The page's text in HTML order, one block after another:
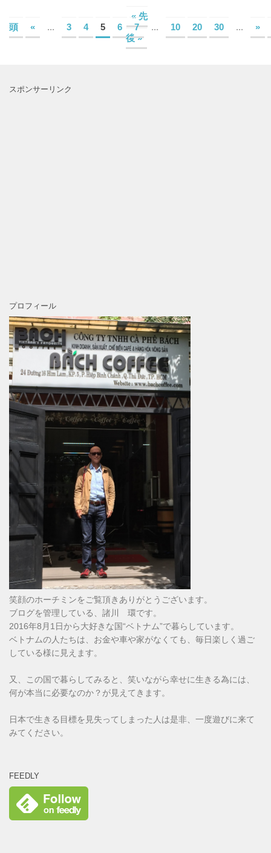
« 先
頭
« ... 3 4 5 6 7 ... 10 20 30 ...
»
後 »
スポンサーリンク
プロフィール
笑顔のホーチミンをご覧頂きありがとうございます。
ブログを管理している、諸川 環です。
2016年8月1日から大好きな国“ベトナム”で暮らしています。
ベトナムの人たちは、お金や車や家がなくても、毎日楽しく過ご
している様に見えます。
又、この国で暮らしてみると、笑いながら幸せに生きる為には、
何が本当に必要なのか？が見えてきます。
日本で生きる目標を見失ってしまった人は是非、一度遊びに来て
みてください。
FEEDLY